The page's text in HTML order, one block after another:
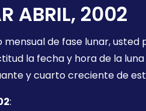
ABRIL, 2002
mensual de fase lunar, usted
la fecha y hora de la luna
y cuarto creciente de
: